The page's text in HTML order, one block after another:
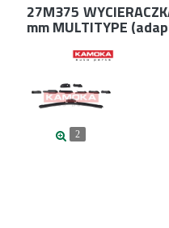
27M375
mm MULTITYPE
2